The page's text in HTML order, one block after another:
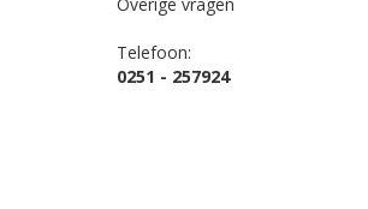
Telefoon:
0251 - 257924